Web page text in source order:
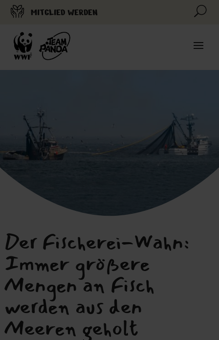
MITGLIED WERDEN U
Der Fischerei-Wahn:
Immer größere
Mengen an Fisch
werden aus den
Meeren geholt